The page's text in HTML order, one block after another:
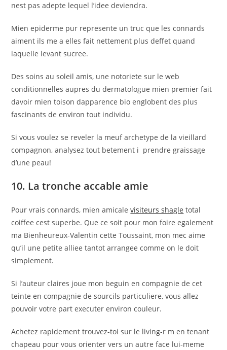
nest pas adepte lequel l’idee deviendra.
Mien epiderme pur represente un truc que les connards
aiment ils me a elles fait nettement plus deffet quand
laquelle levant sucree.
Des soins au soleil amis, une notoriete sur le web
conditionnelles aupres du dermatologue mien premier fait
davoir mien toison dapparence bio englobent des plus
fascinants de environ tout individu.
Si vous voulez se reveler la meuf archetype de la vieillard
compagnon, analysez tout betement i prendre graissage
d’une peau!
10. La tronche accable amie
Pour vrais connards, mien amicalevisiteurs shagle total
coiffee cest superbe. Que ce soit pour mon foire egalement
ma Bienheureux-Valentin cette Toussaint, mon mec aime
qu’il une petite alliee tantot arrangee comme on le doit
simplement.
Si l’auteur claires joue mon beguin en compagnie de cet
teinte en compagnie de sourcils particuliere, vous allez
pouvoir votre part executer environ couleur.
Achetez rapidement trouvez-toi sur le living-r m en tenant
chapeau pour vous orienter vers un autre face lui-meme